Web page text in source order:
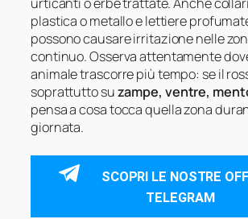
plastica o metallo e lettiere
possono causare irritazione nelle
continuo. Osserva attentamente
animale trascorre più tempo: se il
soprattutto suzampe, ventre,
pensa a cosa tocca quella zona
giornata.
SCOPRI LE NOSTRE
TELEGRAM